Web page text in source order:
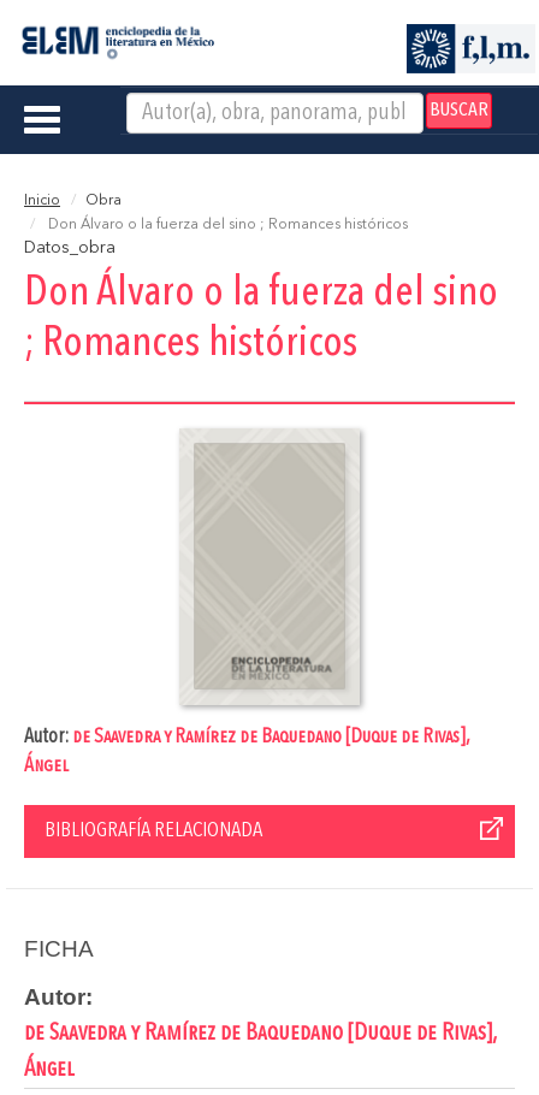
BUSCAR
Toggle
Inicio
Obra
Don Álvaro o la fuerza del sino ; Romances históricos
Datos_obra
Don Álvaro o la fuerza del sino
; Romances históricos
Autor: de Saavedra y Ramírez de Baquedano [Duque de Rivas],
Ángel
BIBLIOGRAFÍA RELACIONADA
FICHA
Autor:
de Saavedra y Ramírez de Baquedano [Duque de Rivas],
Ángel